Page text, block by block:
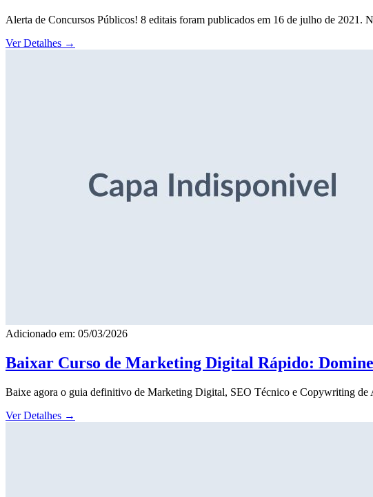
Alerta de Concursos Públicos! 8 editais foram publicados em 16 de julho de 2021.
Ver Detalhes →
Adicionado em: 05/03/2026
Baixar Curso de Marketing Digital Rápido:
Baixe agora o guia definitivo de Marketing Digital, SEO Técnico e Copywriting de
Ver Detalhes →